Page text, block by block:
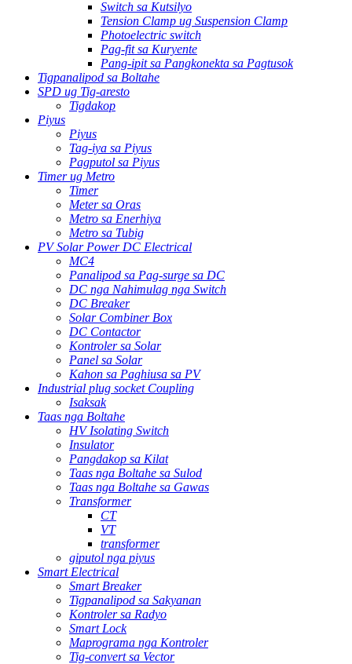
Switch sa Kutsilyo
Tension Clamp ug Suspension Clamp
Photoelectric switch
Pag-fit sa Kuryente
Pang-ipit sa Pangkonekta sa Pagtusok
Tigpanalipod sa Boltahe
SPD ug Tig-aresto
Tigdakop
Piyus
Piyus
Tag-iya sa Piyus
Pagputol sa Piyus
Timer ug Metro
Timer
Meter sa Oras
Metro sa Enerhiya
Metro sa Tubig
PV Solar Power DC Electrical
MC4
Panalipod sa Pag-surge sa DC
DC nga Nahimulag nga Switch
DC Breaker
Solar Combiner Box
DC Contactor
Kontroler sa Solar
Panel sa Solar
Kahon sa Paghiusa sa PV
Industrial plug socket Coupling
Isaksak
Taas nga Boltahe
HV Isolating Switch
Insulator
Pangdakop sa Kilat
Taas nga Boltahe sa Sulod
Taas nga Boltahe sa Gawas
Transformer
CT
VT
transformer
giputol nga piyus
Smart Electrical
Smart Breaker
Tigpanalipod sa Sakyanan
Kontroler sa Radyo
Smart Lock
Maprograma nga Kontroler
Tig-convert sa Vector